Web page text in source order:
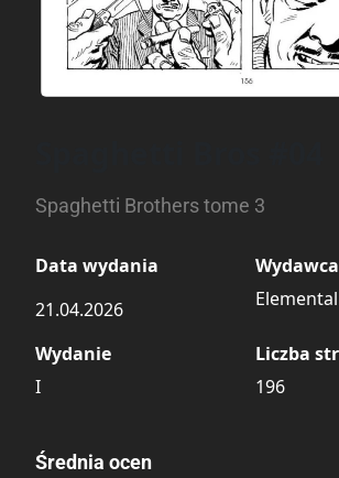
Spaghetti Brothers tome 3
Data wydania
21.04.2026
Elemental
Wydanie
I
Liczba
196
Średnia ocen